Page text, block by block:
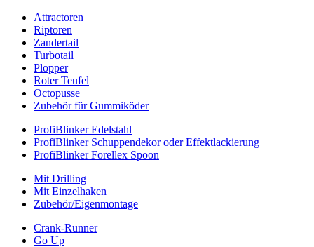
Attractoren
Riptoren
Zandertail
Turbotail
Plopper
Roter Teufel
Octopusse
Zubehör für Gummiköder
ProfiBlinker Edelstahl
ProfiBlinker Schuppendekor oder Effektlackierung
ProfiBlinker Forellex Spoon
Mit Drilling
Mit Einzelhaken
Zubehör/Eigenmontage
Crank-Runner
Go Up